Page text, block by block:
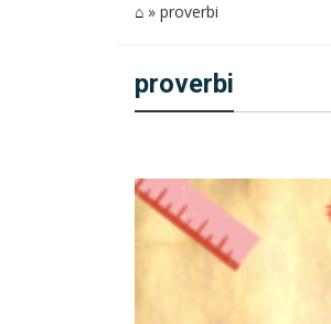
⌂ » proverbi
proverbi